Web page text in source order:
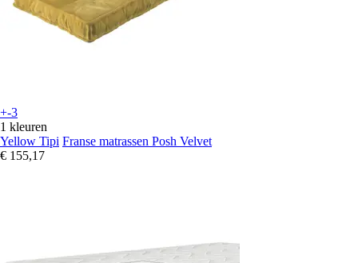
+-3
1 kleuren
Yellow Tipi Franse matrassen Posh Velvet
€ 155,17